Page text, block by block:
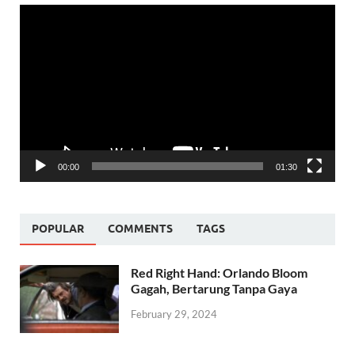
00:00 01:30
POPULAR COMMENTS TAGS
Red Right Hand: Orlando Bloom
Gagah, Bertarung Tanpa Gaya
February 29, 2024